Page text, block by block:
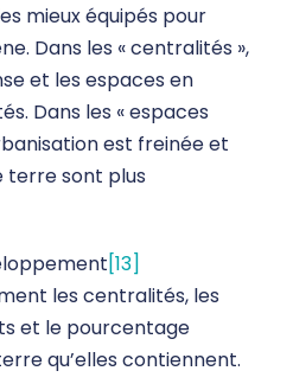
mieux équipés pour
Dans les « centralités »,
et les espaces en
Dans les « espaces
est freinée et
terre sont plus
[13]
les centralités, les
et le pourcentage
qu’elles contiennent.